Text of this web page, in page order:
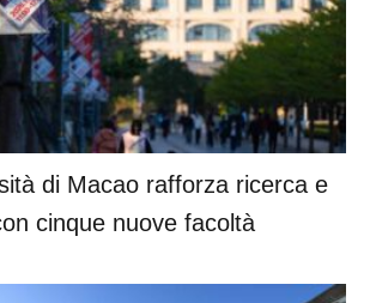
di Macao rafforza ricerca e
cinque nuove facoltà